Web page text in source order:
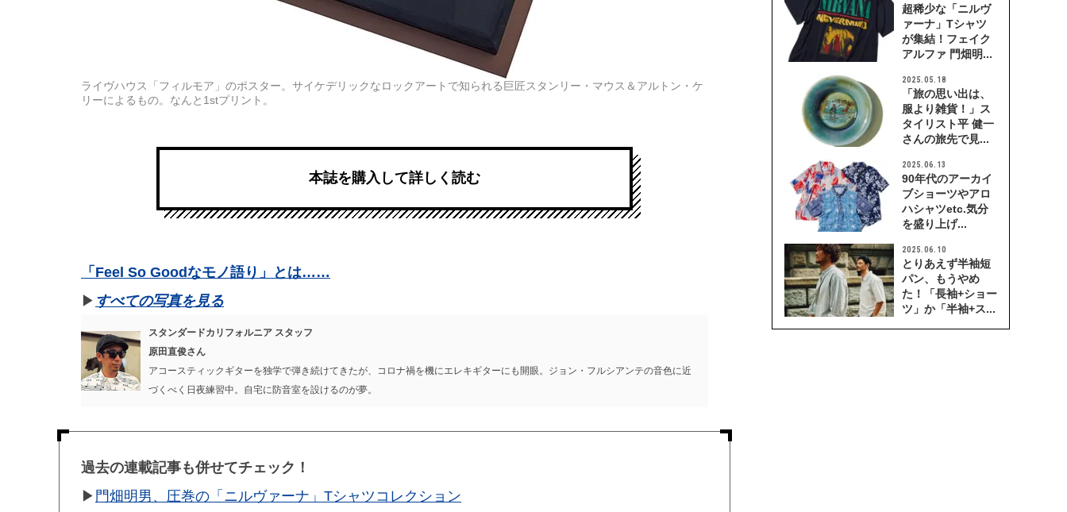
ライヴハウス「フィルモア」のポスター。サイケデリックなロックアートで知られる巨匠スタンリー・マウス＆アルトン・ケ
リーによるもの。なんと1stプリント。
本誌を購入して詳しく読む
「Feel So Goodなモノ語り」とは……
▶︎ すべての写真を見る
スタンダードカリフォルニア スタッフ
原田直俊さん
アコースティックギターを独学で弾き続けてきたが、コロナ禍を機にエレキギターにも開眼。ジョン・フルシアンテの音色に近
づくべく日夜練習中。自宅に防音室を設けるのが夢。
過去の連載記事も併せてチェック！
▶︎ 門畑明男、圧巻の「ニルヴァーナ」Tシャツコレクション
超稀少な「ニルヴ
ァーナ」Tシャツ
が集結！フェイク
アルファ 門畑明...
2025.05.18
「旅の思い出は、
服より雑貨！」ス
タイリスト平 健一
さんの旅先で見...
2025.06.13
90年代のアーカイ
ブショーツやアロ
ハシャツetc.気分
を盛り上げ...
2025.06.10
とりあえず半袖短
パン、もうやめ
た！「長袖+ショー
ツ」か「半袖+ス...